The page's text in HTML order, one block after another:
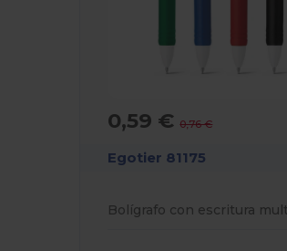
0,59 €0,76 €
Egotier 81175